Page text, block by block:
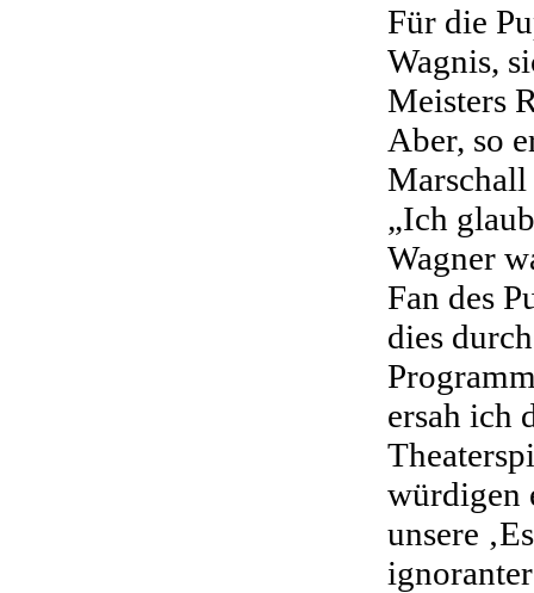
Für die
Wagnis,
Meisters
Aber, so
Marschall
„Ich
Wagner
Fan des
dies
ersah ich
würdigen
unsere